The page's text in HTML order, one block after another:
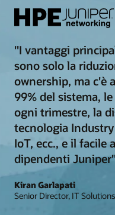
"I vantaggi
sono solo la
ownership, ma c'è
99% del sistema,
ogni trimestre, la
tecnologia
IoT, ecc., e il facile
dipendenti
Kiran Garlapati
Senior Director, IT